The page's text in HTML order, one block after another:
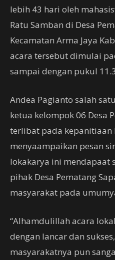
lebih 43 hari oleh
Ratu Samban di Desa
Kecamatan Arma Jaya
acara tersebut dimulai
sampai dengan pukul
Andea Pagianto salah
ketua kelompok 06 Desa
terlibat pada
menyaampaikan pesan
lokakarya ini mendapaat
pihak Desa Pematang
masyarakat pada
“Alhamdulillah acara
dengan lancar dan
masyarakatnya pun